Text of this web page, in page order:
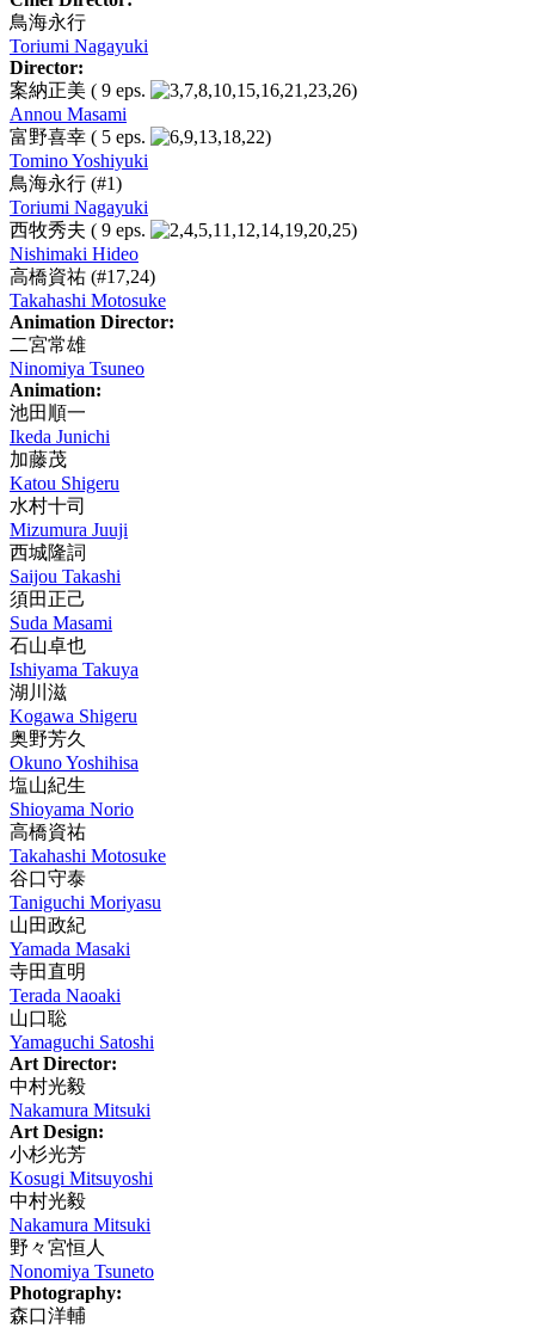
鳥海永行
Toriumi Nagayuki
Director:
案納正美 ( 9 eps.
)
Annou Masami
富野喜幸 ( 5 eps.
)
Tomino Yoshiyuki
鳥海永行 (#1)
Toriumi Nagayuki
西牧秀夫 ( 9 eps.
)
Nishimaki Hideo
高橋資祐 (#17,24)
Takahashi Motosuke
Animation Director:
二宮常雄
Ninomiya Tsuneo
Animation:
池田順一
Ikeda Junichi
加藤茂
Katou Shigeru
水村十司
Mizumura Juuji
西城隆詞
Saijou Takashi
須田正己
Suda Masami
石山卓也
Ishiyama Takuya
湖川滋
Kogawa Shigeru
奥野芳久
Okuno Yoshihisa
塩山紀生
Shioyama Norio
高橋資祐
Takahashi Motosuke
谷口守泰
Taniguchi Moriyasu
山田政紀
Yamada Masaki
寺田直明
Terada Naoaki
山口聡
Yamaguchi Satoshi
Art Director:
中村光毅
Nakamura Mitsuki
Art Design:
小杉光芳
Kosugi Mitsuyoshi
中村光毅
Nakamura Mitsuki
野々宮恒人
Nonomiya Tsuneto
Photography:
森口洋輔